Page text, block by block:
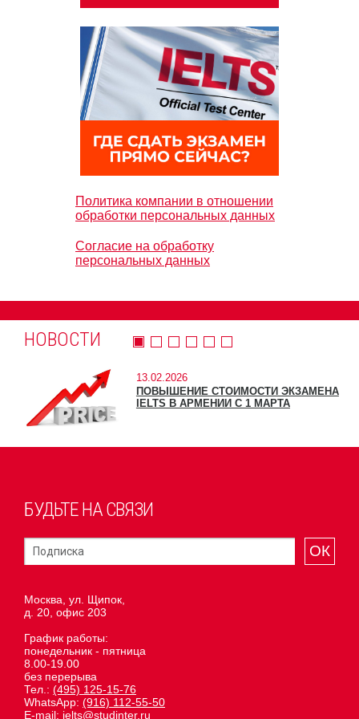
Политика компании в отношении
обработки персональных данных
Согласие на обработку
персональных данных
НОВОСТИ
13.02.2026
ПОВЫШЕНИЕ СТОИМОСТИ ЭКЗАМЕНА
IELTS В АРМЕНИИ С 1 МАРТА
БУДЬТЕ НА СВЯЗИ
ОК
Москва, ул. Щипок,
д. 20, офис 203
График работы:
понедельник - пятница
8.00-19.00
без перерыва
Тел.: (495) 125-15-76
WhatsApp: (916) 112-55-50
E-mail: ielts@studinter.ru